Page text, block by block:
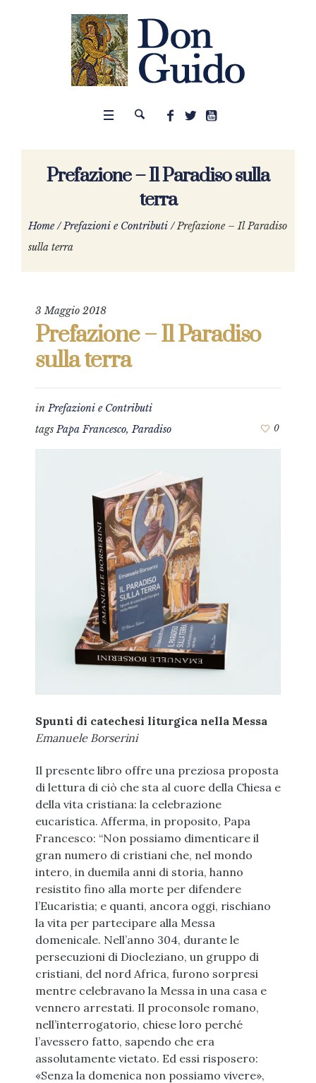
Prefazione – Il Paradiso sulla
terra
Home /Prefazioni e Contributi /Prefazione – Il Paradiso
sulla terra
3 Maggio 2018
Prefazione – Il Paradiso
sulla terra
inPrefazioni e Contributi
tagsPapa Francesco,Paradiso 0
Spunti di catechesi liturgica nella Messa
Emanuele Borserini
Il presente libro offre una preziosa proposta
di lettura di ciò che sta al cuore della Chiesa e
della vita cristiana: la celebrazione
eucaristica. Afferma, in proposito, Papa
Francesco: “Non possiamo dimenticare il
gran numero di cristiani che, nel mondo
intero, in duemila anni di storia, hanno
resistito fino alla morte per difendere
l’Eucaristia; e quanti, ancora oggi, rischiano
la vita per partecipare alla Messa
domenicale. Nell’anno 304, durante le
persecuzioni di Diocleziano, un gruppo di
cristiani, del nord Africa, furono sorpresi
mentre celebravano la Messa in una casa e
vennero arrestati. Il proconsole romano,
nell’interrogatorio, chiese loro perché
l’avessero fatto, sapendo che era
assolutamente vietato. Ed essi risposero:
«Senza la domenica non possiamo vivere»,